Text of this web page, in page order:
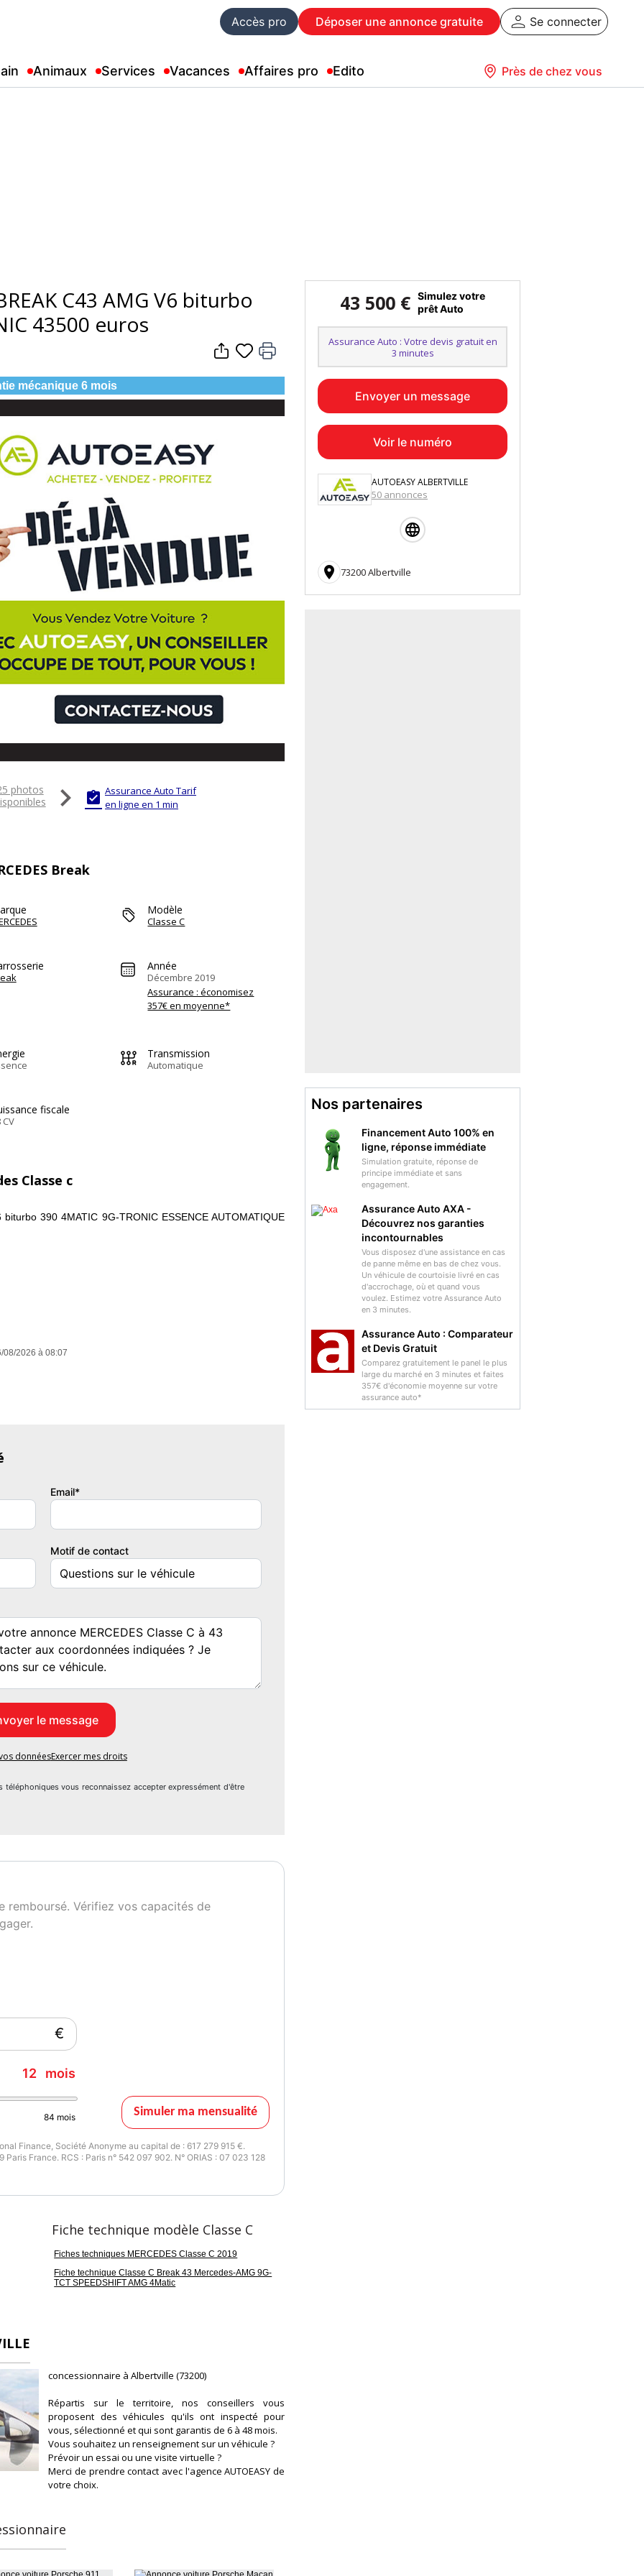
Accès pro Déposer une annonce gratuite Se connecter
Animaux Services Vacances Affaires pro Edito Près de chez vous
C43 AMG V6 biturbo
43500 euros
mécanique 6 mois
photos
  Assurance Auto Tarif
en ligne en 1 min
Break
Modèle
Classe C
Année
Décembre 2019
Assurance : économisez
357€ en moyenne*
Transmission
Automatique
fiscale
CV
Classe c
390 4MATIC 9G-TRONIC ESSENCE AUTOMATIQUE
carte grise.
le réseau AutoEasy
de l'Entretien et de l'Assistance
réelle Vignette Crit'Air
1
mécanique
08/2026 à 08:07
Email*
Motif de contact
donnéesExercer mes droits
vous reconnaissez accepter expressément d'être
remboursé. Vérifiez vos capacités de
€
12 mois
84 mois Simuler ma mensualité
Finance, Société Anonyme au capital de : 617 279 915 €.
France. RCS : Paris n° 542 097 902. N° ORIAS : 07 023 128
Fiche technique modèle Classe C
Fiches techniques MERCEDES Classe C 2019
Fiche technique Classe C Break 43 Mercedes-AMG 9G-
TCT SPEEDSHIFT AMG 4Matic
concessionnaire à Albertville (73200)
Répartis sur le territoire, nos conseillers vous
proposent des véhicules qu'ils ont inspecté pour
vous, sélectionné et qui sont garantis de 6 à 48 mois.
Vous souhaitez un renseignement sur un véhicule ?
Prévoir un essai ou une visite virtuelle ?
Merci de prendre contact avec l'agence AUTOEASY de
votre choix.
43 500 € Simulez votre
prêt Auto
Assurance Auto : Votre devis gratuit en
3 minutes
Envoyer un message
Voir le numéro
AUTOEASY ALBERTVILLE
50 annonces
 73200 Albertville
Nos partenaires
Financement Auto 100% en
ligne, réponse immédiate
Simulation gratuite, réponse de
principe immédiate et sans
engagement.
Assurance Auto AXA -
Découvrez nos garanties
incontournables
Vous disposez d'une assistance en cas
de panne même en bas de chez vous.
Un véhicule de courtoisie livré en cas
d'accrochage, où et quand vous
voulez. Estimez votre Assurance Auto
en 3 minutes.
Assurance Auto : Comparateur
et Devis Gratuit
Comparez gratuitement le panel le plus
large du marché en 3 minutes et faites
357€ d'économie moyenne sur votre
assurance auto*